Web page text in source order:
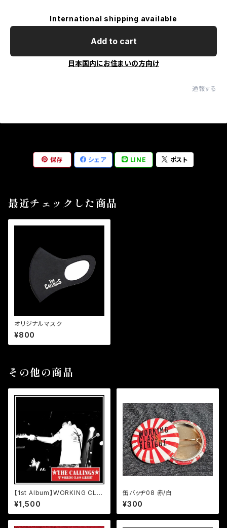
International shipping available
Add to cart
日本国内にお住まいの方向け
通報する
保存 シェア LINE ポスト
最近チェックした商品
オリジナルマスク
¥800
その他の商品
【1st Album】WORKING CLA
SS ALRIGHT
¥1,500
缶バッヂ08 赤/白
¥300